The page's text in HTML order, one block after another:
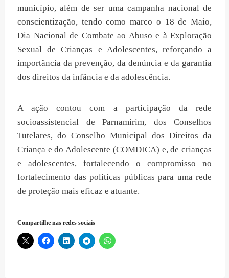
município, além de ser uma campanha nacional de
conscientização, tendo como marco o 18 de Maio,
Dia Nacional de Combate ao Abuso e à Exploração
Sexual de Crianças e Adolescentes, reforçando a
importância da prevenção, da denúncia e da garantia
dos direitos da infância e da adolescência.
A ação contou com a participação da rede
socioassistencial de Parnamirim, dos Conselhos
Tutelares, do Conselho Municipal dos Direitos da
Criança e do Adolescente (COMDICA) e, de crianças
e adolescentes, fortalecendo o compromisso no
fortalecimento das políticas públicas para uma rede
de proteção mais eficaz e atuante.
Compartilhe nas redes sociais